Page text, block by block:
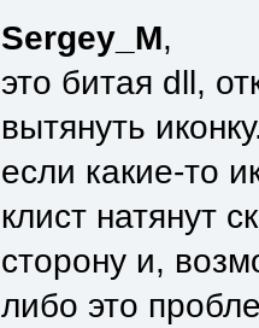
Sergey_M,
это битая dll,
вытянуть
если какие-то
клист натянут
сторону и,
либо это